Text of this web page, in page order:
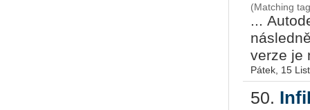
(Matching
...
verze je
Pátek, 15
50.